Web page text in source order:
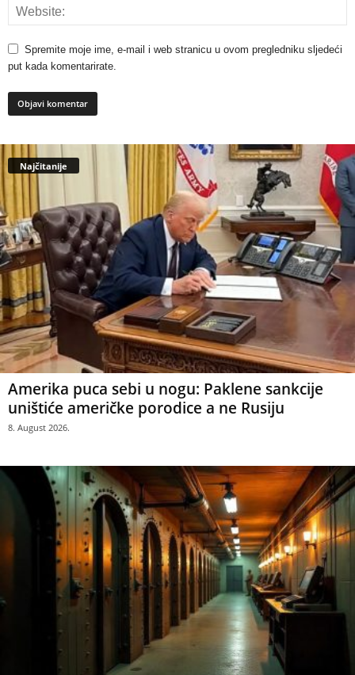
Spremite moje ime, e-mail i web stranicu u ovom pregledniku sljedeći
put kada komentarirate.
Najčitanije
Amerika puca sebi u nogu: Paklene sankcije
uništiće američke porodice a ne Rusiju
8. August 2026.